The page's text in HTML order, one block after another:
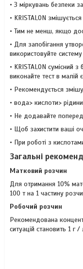
• З міркувань безпеки
• KRISTALON
• Тим не менш, якщо
• Для запобігання
використовуйте
• KRISTALON сумісний з
виконайте тест в малій
• Рекомендується
• вода> кислоти>
• Не додавайте
• Щоб захистити ваші
• При роботі з
Загальні
Матковий розчин
Для отримання 10%
100 т на 1 частину
Робочий розчин
Рекомендована
ситуацій становить 1 г